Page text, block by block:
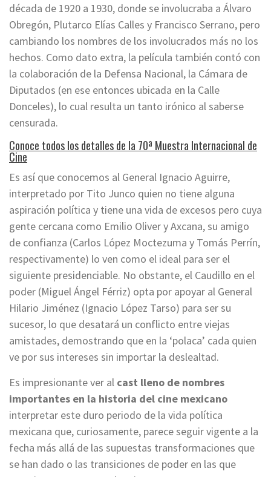
década de 1920 a 1930, donde se involucraba a Álvaro
Obregón, Plutarco Elías Calles y Francisco Serrano, pero
cambiando los nombres de los involucrados más no los
hechos. Como dato extra, la película también contó con
la colaboración de la Defensa Nacional, la Cámara de
Diputados (en ese entonces ubicada en la Calle
Donceles), lo cual resulta un tanto irónico al saberse
censurada.
Conoce todos los detalles de la 70ª Muestra Internacional de
Cine
Es así que conocemos al General Ignacio Aguirre,
interpretado por Tito Junco quien no tiene alguna
aspiración política y tiene una vida de excesos pero cuya
gente cercana como Emilio Oliver y Axcana, su amigo
de confianza (Carlos López Moctezuma y Tomás Perrín,
respectivamente) lo ven como el ideal para ser el
siguiente presidenciable. No obstante, el Caudillo en el
poder (Miguel Ángel Férriz) opta por apoyar al General
Hilario Jiménez (Ignacio López Tarso) para ser su
sucesor, lo que desatará un conflicto entre viejas
amistades, demostrando que en la ‘polaca’ cada quien
ve por sus intereses sin importar la deslealtad.
Es impresionante ver al cast lleno de nombres
importantes en la historia del cine mexicano
interpretar este duro periodo de la vida política
mexicana que, curiosamente, parece seguir vigente a la
fecha más allá de las supuestas transformaciones que
se han dado o las transiciones de poder en las que